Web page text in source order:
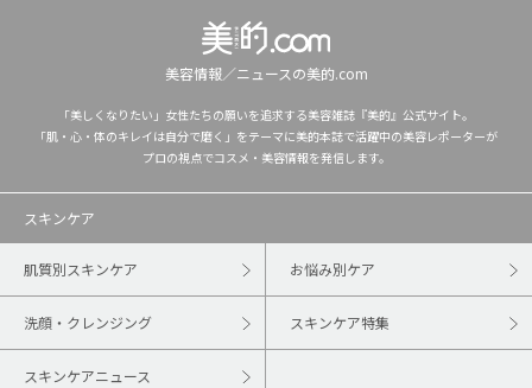
美容情報／ニュースの美的.com
「美しくなりたい」女性たちの願いを追求する美容雑誌『美的』公式サイト。
「肌・心・体のキレイは自分で磨く」をテーマに美的本誌で活躍中の美容レポーターが
プロの視点でコスメ・美容情報を発信します。
スキンケア
肌質別スキンケア お悩み別ケア
洗顔・クレンジング スキンケア特集
スキンケアニュース